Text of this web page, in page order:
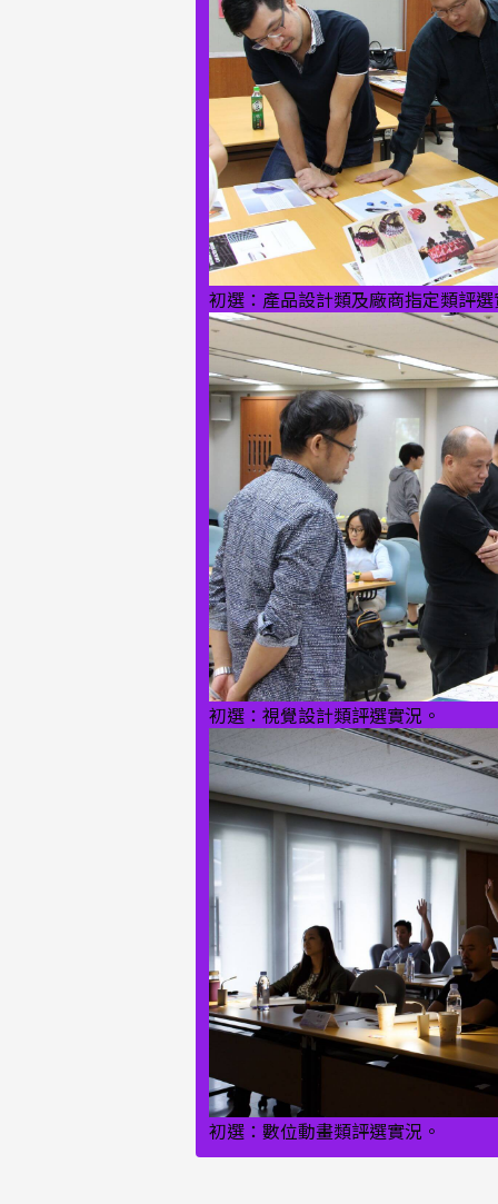
初選：產品設計類及廠商指定類評
初選：視覺設計類評選實況。
初選：數位動畫類評選實況。